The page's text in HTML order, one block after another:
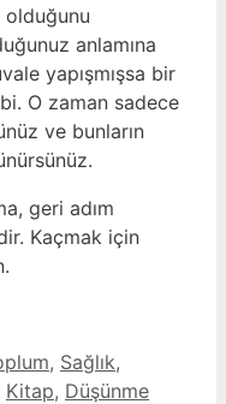
olduğunu
anlamına
yapışmışsa bir
O zaman sadece
ve bunların
geri adım
Kaçmak için
, Sağlık,
Kitap, Düşünme